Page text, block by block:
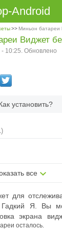
Android
>> Миньон батареи
установить?
)
все
Виджет
10:25. Обновлено
для
Я. Вы
экрана
осталось.